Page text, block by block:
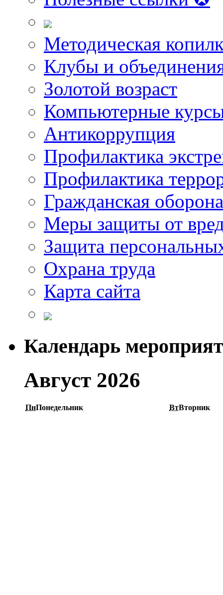
Методическая
Клубы и
Золотой возраст
Компьютерные
Антикоррупция
Профилактика
Профилактика
Гражданская оборона
Меры защиты от
Защита
Охрана труда
Карта сайта
Календарь
Август 2026
ПнПонедельник ВтВторник